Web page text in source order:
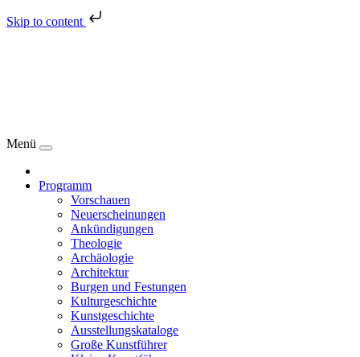
Skip to content
Menü
Programm
Vorschauen
Neuerscheinungen
Ankündigungen
Theologie
Archäologie
Architektur
Burgen und Festungen
Kulturgeschichte
Kunstgeschichte
Ausstellungskataloge
Große Kunstführer